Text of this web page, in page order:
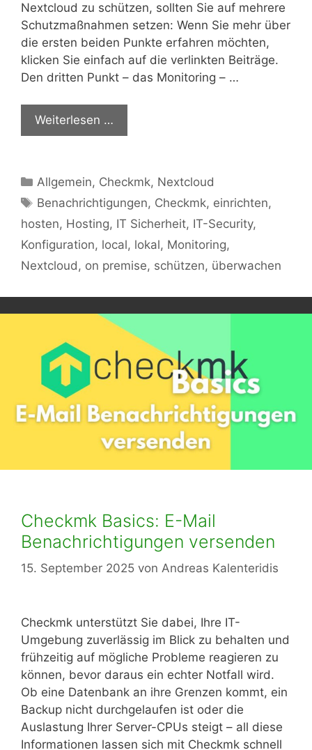
Nextcloud zu schützen, sollten Sie auf mehrere
Schutzmaßnahmen setzen: Wenn Sie mehr über
die ersten beiden Punkte erfahren möchten,
klicken Sie einfach auf die verlinkten Beiträge.
Den dritten Punkt – das Monitoring – …
Weiterlesen …
Kategorien
Allgemein, Checkmk, Nextcloud
Schlagwörter
Benachrichtigungen, Checkmk, einrichten,
hosten, Hosting, IT Sicherheit, IT-Security,
Konfiguration, local, lokal, Monitoring,
Nextcloud , on premise, schützen, überwachen
Checkmk Basics: E-Mail
Benachrichtigungen versenden
15. September 2025 von Andreas Kalenteridis
Checkmk unterstützt Sie dabei, Ihre IT-
Umgebung zuverlässig im Blick zu behalten und
frühzeitig auf mögliche Probleme reagieren zu
können, bevor daraus ein echter Notfall wird.
Ob eine Datenbank an ihre Grenzen kommt, ein
Backup nicht durchgelaufen ist oder die
Auslastung Ihrer Server-CPUs steigt – all diese
Informationen lassen sich mit Checkmk schnell